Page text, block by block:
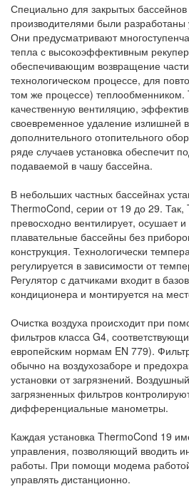
Специально для закрытых
производителями были разработаны
Они предусматривают
тепла с высокоэффективным
обеспечивающим возвращение
технологическом процессе, для
том же процессе) теплообменником.
качественную вентиляцию,
своевременное удаление излишней
дополнительного отопительного
ряде случаев установка обеспечит
подаваемой в чашу бассейна.
В небольших частных бассейнах
ThermoCond, серии от 19 до 29. Так,
превосходно вентилирует, осушает и
плавательные бассейны без
конструкция. Технологически
регулируется в зависимости от
Регулятор с датчиками входит в
кондиционера и монтируется на
Очистка воздуха происходит при
фильтров класса G4,
европейским нормам EN 779).
обычно на воздухозаборе и
установки от загрязнений.
загрязненных фильтров
дифференциальные манометры.
Каждая установка ThermoCond 19
управления, позволяющий вводить
работы. При помощи модема
управлять дистанционно.